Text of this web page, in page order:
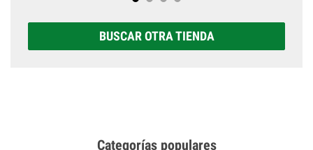
BUSCAR OTRA TIENDA
Categorías populares